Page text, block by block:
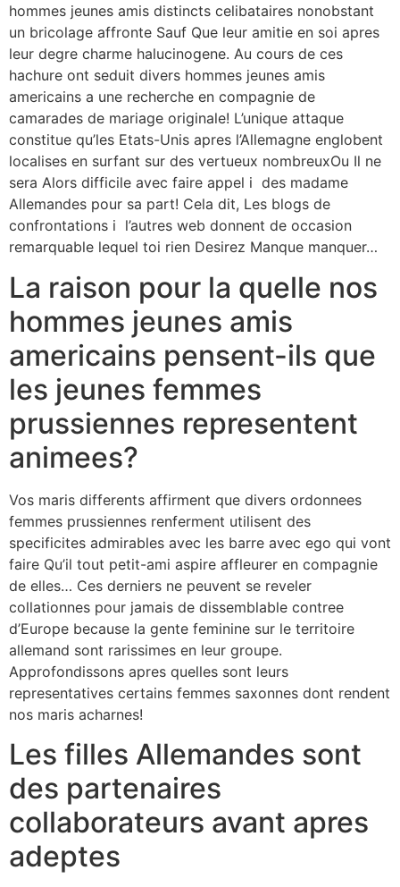
hommes jeunes amis distincts celibataires nonobstant
un bricolage affronte Sauf Que leur amitie en soi apres
leur degre charme halucinogene. Au cours de ces
hachure ont seduit divers hommes jeunes amis
americains a une recherche en compagnie de
camarades de mariage originale! L’unique attaque
constitue qu’les Etats-Unis apres l’Allemagne englobent
localises en surfant sur des vertueux nombreuxOu Il ne
sera Alors difficile avec faire appel i des madame
Allemandes pour sa part! Cela dit, Les blogs de
confrontations i l’autres web donnent de occasion
remarquable lequel toi rien Desirez Manque manquer…
La raison pour la quelle nos
hommes jeunes amis
americains pensent-ils que
les jeunes femmes
prussiennes representent
animees?
Vos maris differents affirment que divers ordonnees
femmes prussiennes renferment utilisent des
specificites admirables avec les barre avec ego qui vont
faire Qu’il tout petit-ami aspire affleurer en compagnie
de elles… Ces derniers ne peuvent se reveler
collationnes pour jamais de dissemblable contree
d’Europe because la gente feminine sur le territoire
allemand sont rarissimes en leur groupe.
Approfondissons apres quelles sont leurs
representatives certains femmes saxonnes dont rendent
nos maris acharnes!
Les filles Allemandes sont
des partenaires
collaborateurs avant apres
adeptes